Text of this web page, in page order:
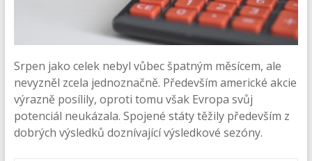
Srpen jako celek nebyl vůbec špatným měsícem, ale
nevyzněl zcela jednoznačně. Především americké akcie
výrazně posílily, oproti tomu však Evropa svůj
potenciál neukázala. Spojené státy těžily především z
dobrých výsledků doznívající výsledkové sezóny.